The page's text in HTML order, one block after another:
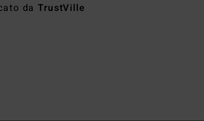
daTrustVille